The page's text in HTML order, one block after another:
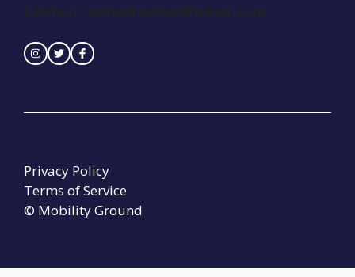
Contact : seinedreamer@naver.com
© Mobility Ground
Privacy Policy
Terms of Service